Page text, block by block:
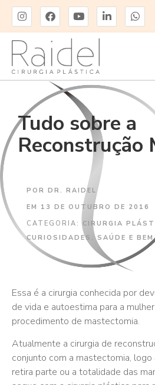
Tudo sobre a
Reconstrução
POR DR. RAIDEL
EM 13 DE OUTUBRO DE 2016
CATEGORIA:CIRURGIA
CURIOSIDADES ,SAÚDE E
Essa é a cirurgia conhecida por
de vida e autoestima para a
procedimento de mastectomia.
Atualmente a cirurgia de
conjunto com a mastectomia, logo
retira parte ou a totalidade das